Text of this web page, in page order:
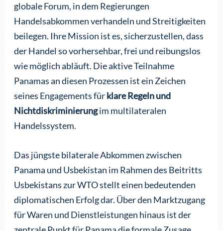
globale Forum, in dem Regierungen
Handelsabkommen verhandeln und Streitigkeiten
beilegen. Ihre Mission ist es, sicherzustellen, dass
der Handel so vorhersehbar, frei und reibungslos
wie möglich abläuft. Die aktive Teilnahme
Panamas an diesen Prozessen ist ein Zeichen
seines Engagements fürklare Regeln und
Nichtdiskriminierungim multilateralen
Handelssystem.
Das jüngste bilaterale Abkommen zwischen
Panama und Usbekistan im Rahmen des Beitritts
Usbekistans zur WTO stellt einen bedeutenden
diplomatischen Erfolg dar. Über den Marktzugang
für Waren und Dienstleistungen hinaus ist der